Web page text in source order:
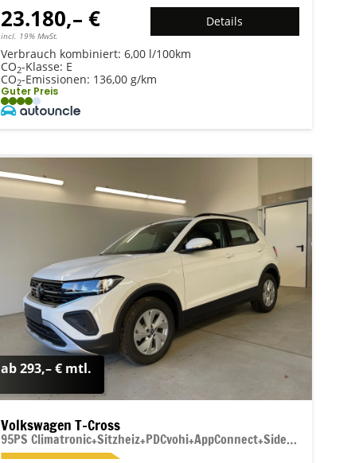
23.180,– €
incl. 19% MwSt.
Details
Verbrauch kombiniert:6,00 l/100km
CO2-Klasse: E
CO2-Emissionen: 136,00 g/km
Guter Preis
ab 293,– € mtl.
Volkswagen T-Cross
95PS Climatronic+Sitzheiz+PDCvohi+AppConnect+Side+TravelAssist+ACC